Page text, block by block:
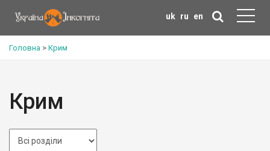
uk ru en
Головна > Крим
Крим